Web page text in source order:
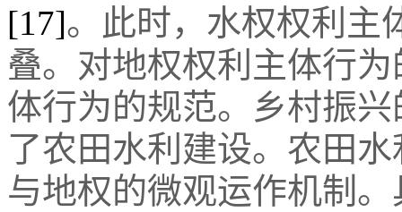
[17]。此时，水权权利主
叠。对地权权利主体行
体行为的规范。乡村振
了农田水利建设。农田
与地权的微观运作机制